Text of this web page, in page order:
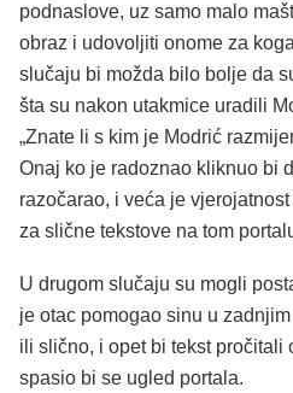
podnaslove, uz samo malo
obraz i udovoljiti onome za
slučaju bi možda bilo bolje da
šta su nakon utakmice uradili
„Znate li s kim je Modrić
Onaj ko je radoznao kliknuo bi
razočarao, i veća je
za slične tekstove na tom
U drugom slučaju su mogli
je otac pomogao sinu u
ili slično, i opet bi tekst pročitali
spasio bi se ugled portala.